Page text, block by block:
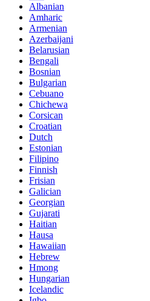
Albanian
Amharic
Armenian
Azerbaijani
Belarusian
Bengali
Bosnian
Bulgarian
Cebuano
Chichewa
Corsican
Croatian
Dutch
Estonian
Filipino
Finnish
Frisian
Galician
Georgian
Gujarati
Haitian
Hausa
Hawaiian
Hebrew
Hmong
Hungarian
Icelandic